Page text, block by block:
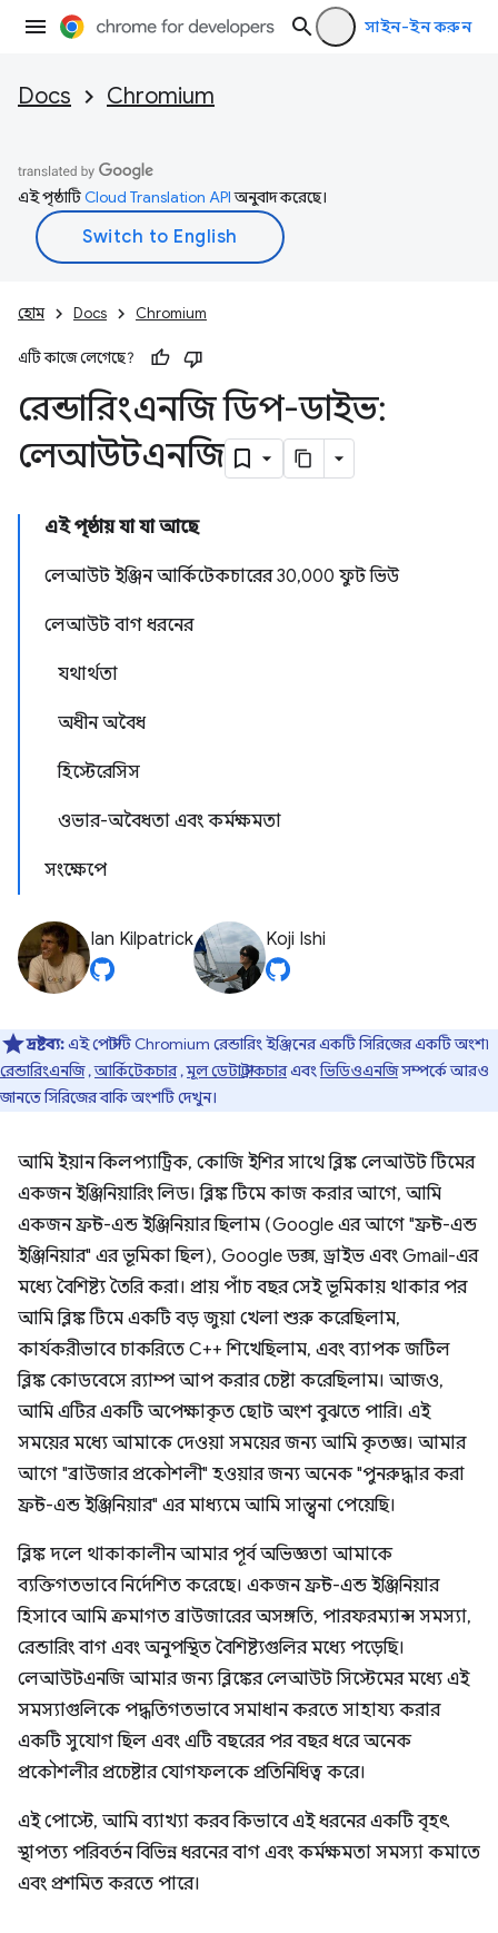
সাইন-ইন করুন
Docs Chromium
এই পৃষ্ঠাটিCloud Translation APIঅনুবাদ করেছে।
হোম Docs Chromium
এটি কাজে লেগেছে?
রেন্ডারিংএনজি ডিপ-ডাইভ:
লেআউটএনজি
এই পৃষ্ঠায় যা যা আছে
লেআউট ইঞ্জিন আর্কিটেকচারের 30,000 ফুট ভিউ
লেআউট বাগ ধরনের
যথার্থতা
অধীন অবৈধ
হিস্টেরেসিস
ওভার-অবৈধতা এবং কর্মক্ষমতা
সংক্ষেপে
Ian Kilpatrick Koji Ishi
দ্রষ্টব্য:এই পোস্টটি Chromium রেন্ডারিং ইঞ্জিনের একটি সিরিজের একটি অংশ৷
রেন্ডারিংএনজি,আর্কিটেকচার,মূল ডেটা স্ট্রাকচারএবংভিডিওএনজিসম্পর্কে আরও
জানতে সিরিজের বাকি অংশটি দেখুন।
আমি ইয়ান কিলপ্যাট্রিক, কোজি ইশির সাথে ব্লিঙ্ক লেআউট টিমের
একজন ইঞ্জিনিয়ারিং লিড। ব্লিঙ্ক টিমে কাজ করার আগে, আমি
একজন ফ্রন্ট-এন্ড ইঞ্জিনিয়ার ছিলাম (Google এর আগে "ফ্রন্ট-এন্ড
ইঞ্জিনিয়ার" এর ভূমিকা ছিল), Google ডক্স, ড্রাইভ এবং Gmail-এর
মধ্যে বৈশিষ্ট্য তৈরি করা। প্রায় পাঁচ বছর সেই ভূমিকায় থাকার পর
আমি ব্লিঙ্ক টিমে একটি বড় জুয়া খেলা শুরু করেছিলাম,
কার্যকরীভাবে চাকরিতে C++ শিখেছিলাম, এবং ব্যাপক জটিল
ব্লিঙ্ক কোডবেসে র‌্যাম্প আপ করার চেষ্টা করেছিলাম। আজও,
আমি এটির একটি অপেক্ষাকৃত ছোট অংশ বুঝতে পারি। এই
সময়ের মধ্যে আমাকে দেওয়া সময়ের জন্য আমি কৃতজ্ঞ। আমার
আগে "ব্রাউজার প্রকৌশলী" হওয়ার জন্য অনেক "পুনরুদ্ধার করা
ফ্রন্ট-এন্ড ইঞ্জিনিয়ার" এর মাধ্যমে আমি সান্ত্বনা পেয়েছি।
ব্লিঙ্ক দলে থাকাকালীন আমার পূর্ব অভিজ্ঞতা আমাকে
ব্যক্তিগতভাবে নির্দেশিত করেছে। একজন ফ্রন্ট-এন্ড ইঞ্জিনিয়ার
হিসাবে আমি ক্রমাগত ব্রাউজারের অসঙ্গতি, পারফরম্যান্স সমস্যা,
রেন্ডারিং বাগ এবং অনুপস্থিত বৈশিষ্ট্যগুলির মধ্যে পড়েছি।
লেআউটএনজি আমার জন্য ব্লিঙ্কের লেআউট সিস্টেমের মধ্যে এই
সমস্যাগুলিকে পদ্ধতিগতভাবে সমাধান করতে সাহায্য করার
একটি সুযোগ ছিল এবং এটি বছরের পর বছর ধরে অনেক
প্রকৌশলীর প্রচেষ্টার যোগফলকে প্রতিনিধিত্ব করে।
এই পোস্টে, আমি ব্যাখ্যা করব কিভাবে এই ধরনের একটি বৃহৎ
স্থাপত্য পরিবর্তন বিভিন্ন ধরনের বাগ এবং কর্মক্ষমতা সমস্যা কমাতে
এবং প্রশমিত করতে পারে।